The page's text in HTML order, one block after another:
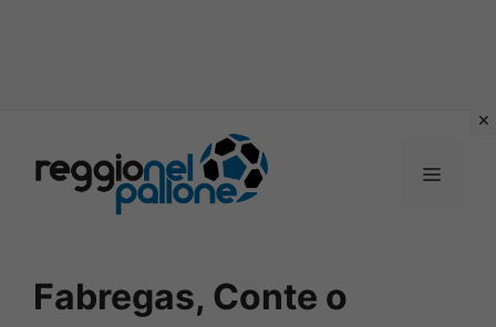
contenuto
MENU
Fabregas, Conte o